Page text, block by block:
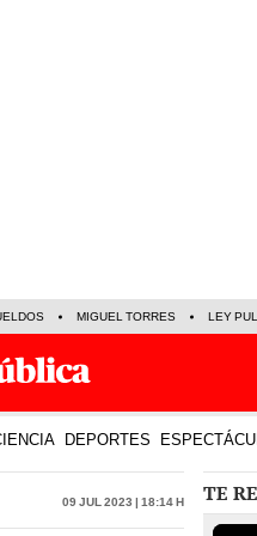
MIGUEL TORRES LEY
DEPORTES
09 Jul 2023 | 18:14 h TE